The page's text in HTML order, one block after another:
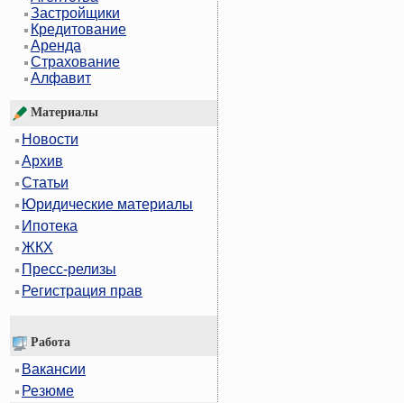
Застройщики
Кредитование
Аренда
Страхование
Алфавит
Материалы
Новости
Архив
Статьи
Юридические материалы
Ипотека
ЖКХ
Пресс-релизы
Регистрация прав
Работа
Вакансии
Резюме